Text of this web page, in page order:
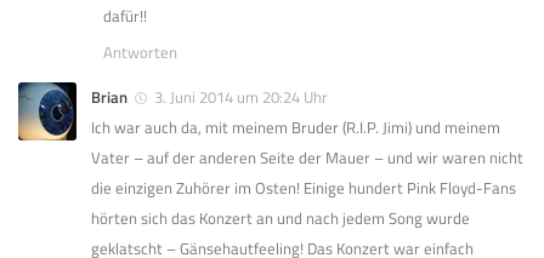
dafür!!
Antworten
Brian
3. Juni 2014 um 20:24 Uhr
Ich war auch da, mit meinem Bruder (R.I.P. Jimi) und meinem
Vater – auf der anderen Seite der Mauer – und wir waren nicht
die einzigen Zuhörer im Osten! Einige hundert Pink Floyd-Fans
hörten sich das Konzert an und nach jedem Song wurde
geklatscht – Gänsehautfeeling! Das Konzert war einfach